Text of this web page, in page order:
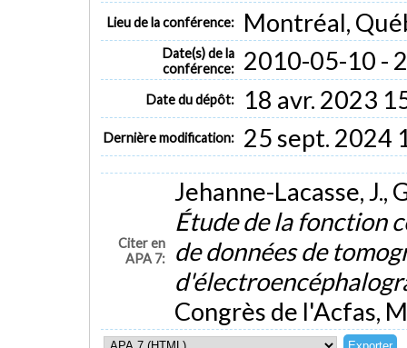
Lieu de la conférence: Montréal,
Date(s) de la
conférence:
2010-05-10 -
Date du dépôt: 18 avr. 2023
Dernière modification: 25 sept. 2024
Citer en
APA 7:
Jehanne-Lacasse, J.,
Étude de la fonction
de données de
Congrès de l'Acfas,